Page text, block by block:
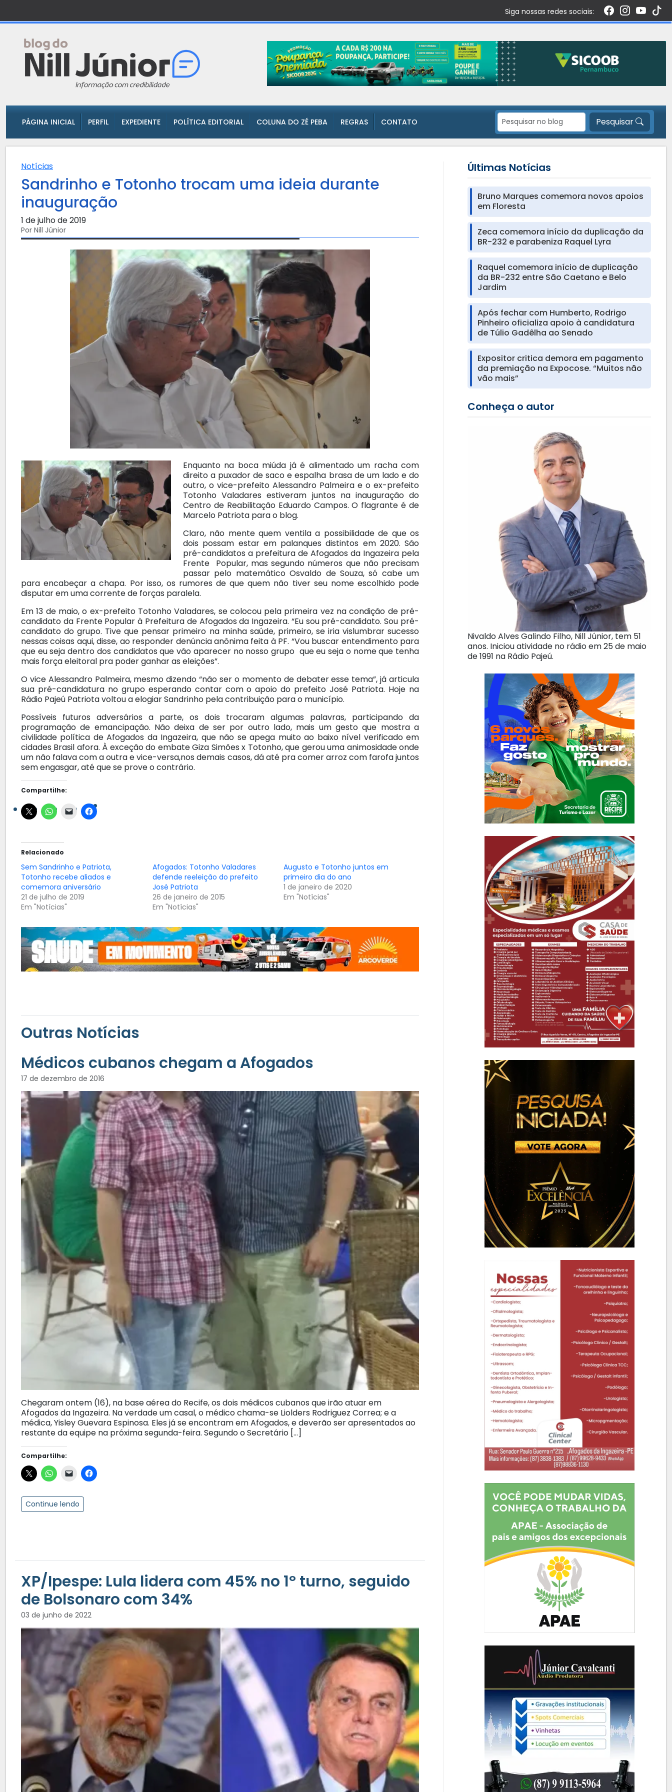
Siga nossas redes sociais:
PÁGINA INICIAL PERFIL EXPEDIENTE POLÍTICA EDITORIAL COLUNA DO ZÉ PEBA REGRAS CONTATO Pesquisar
Notícias
Sandrinho e Totonho trocam uma ideia durante
inauguração
1 de julho de 2019
Por Nill Júnior
Enquanto na boca miúda já é alimentado um racha com
direito a puxador de saco e espalha brasa de um lado e do
outro, o vice-prefeito Alessandro Palmeira e o ex-prefeito
Totonho Valadares estiveram juntos na inauguração do
Centro de Reabilitação Eduardo Campos. O flagrante é de
Marcelo Patriota para o blog.
Claro, não mente quem ventila a possibilidade de que os
dois possam estar em palanques distintos em 2020. São
pré-candidatos a prefeitura de Afogados da Ingazeira pela
Frente Popular, mas segundo números que não precisam
passar pelo matemático Osvaldo de Souza, só cabe um
para encabeçar a chapa. Por isso, os rumores de que quem não tiver seu nome escolhido pode
disputar em uma corrente de forças paralela.
Em 13 de maio, o ex-prefeito Totonho Valadares, se colocou pela primeira vez na condição de pré-
candidato da Frente Popular à Prefeitura de Afogados da Ingazeira. “Eu sou pré-candidato. Sou pré-
candidato do grupo. Tive que pensar primeiro na minha saúde, primeiro, se iria vislumbrar sucesso
nessas coisas aqui, disse, ao responder denúncia anônima feita à PF. “Vou buscar entendimento para
que eu seja dentro dos candidatos que vão aparecer no nosso grupo que eu seja o nome que tenha
mais força eleitoral pra poder ganhar as eleições”.
O vice Alessandro Palmeira, mesmo dizendo “não ser o momento de debater esse tema”, já articula
sua pré-candidatura no grupo esperando contar com o apoio do prefeito José Patriota. Hoje na
Rádio Pajeú Patriota voltou a elogiar Sandrinho pela contribuição para o município.
Possíveis futuros adversários a parte, os dois trocaram algumas palavras, participando da
programação de emancipação. Não deixa de ser por outro lado, mais um gesto que mostra a
civilidade política de Afogados da Ingazeira, que não se apega muito ao baixo nível verificado em
cidades Brasil afora. À exceção do embate Giza Simões x Totonho, que gerou uma animosidade onde
um não falava com a outra e vice-versa,nos demais casos, dá até pra comer arroz com farofa juntos
sem engasgar, até que se prove o contrário.
Compartilhe:
Relacionado
Sem Sandrinho e Patriota,
Totonho recebe aliados e
comemora aniversário
21 de julho de 2019
Em "Notícias"
Afogados: Totonho Valadares
defende reeleição do prefeito
José Patriota
26 de janeiro de 2015
Em "Notícias"
Augusto e Totonho juntos em
primeiro dia do ano
1 de janeiro de 2020
Em "Notícias"
Outras Notícias
Médicos cubanos chegam a Afogados
17 de dezembro de 2016
Chegaram ontem (16), na base aérea do Recife, os dois médicos cubanos que irão atuar em
Afogados da Ingazeira. Na verdade um casal, o médico chama-se Liolders Rodriguez Correa; e a
médica, Yisley Guevara Espinosa. Eles já se encontram em Afogados, e deverão ser apresentados ao
restante da equipe na próxima segunda-feira. Segundo o Secretário […]
Compartilhe:
Continue lendo
XP/Ipespe: Lula lidera com 45% no 1º turno, seguido
de Bolsonaro com 34%
03 de junho de 2022
Últimas Notícias
Bruno Marques comemora novos apoios
em Floresta
Zeca comemora início da duplicação da
BR-232 e parabeniza Raquel Lyra
Raquel comemora início de duplicação
da BR-232 entre São Caetano e Belo
Jardim
Após fechar com Humberto, Rodrigo
Pinheiro oficializa apoio à candidatura
de Túlio Gadêlha ao Senado
Expositor critica demora em pagamento
da premiação na Expocose. “Muitos não
vão mais”
Conheça o autor
Nivaldo Alves Galindo Filho, Nill Júnior, tem 51
anos. Iniciou atividade no rádio em 25 de maio
de 1991 na Rádio Pajeú.